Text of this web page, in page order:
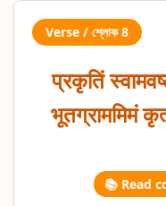
Verse / শ্লোক 8
प्रकृतिं
भूतग्राममिमं
📚 Read